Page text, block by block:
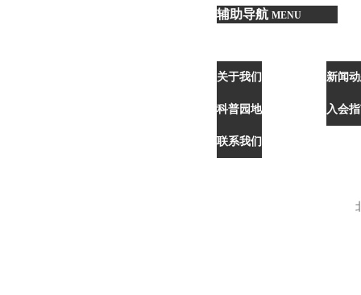
辅助导航 MENU
关于我们 新闻
科普园地 入会
联系我们